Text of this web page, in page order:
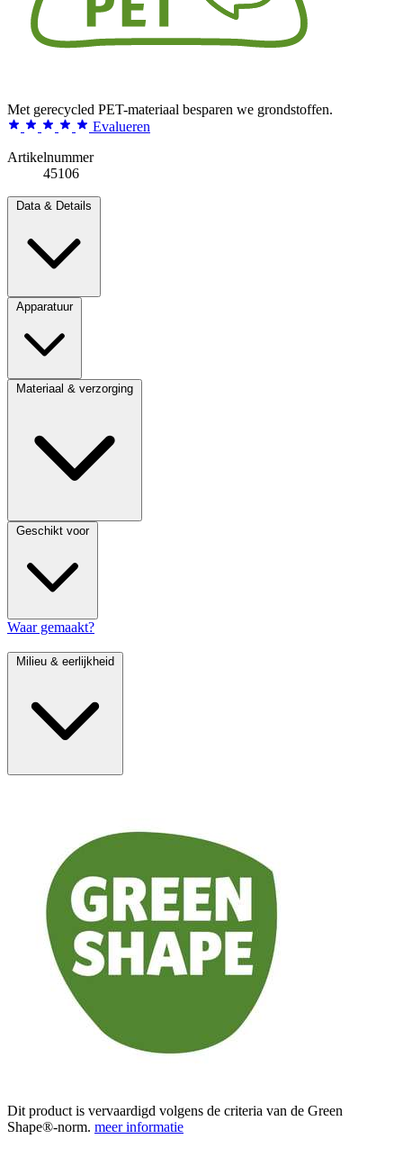
Met gerecycled PET-materiaal besparen we grondstoffen.
Evalueren
Artikelnummer
45106
Data & Details
Apparatuur
Materiaal & verzorging
Geschikt voor
Waar gemaakt?
Milieu & eerlijkheid
Dit product is vervaardigd volgens de criteria van de Green
Shape®-norm. meer informatie